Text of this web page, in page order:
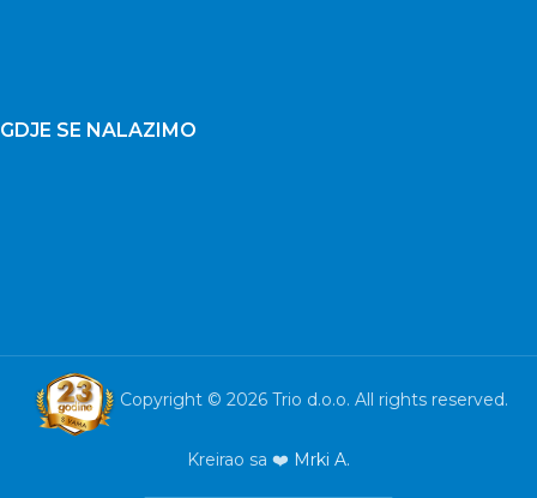
GDJE SE NALAZIMO
Copyright © 2026 Trio d.o.o. All rights reserved.
Kreirao sa ❤️ Mrki A.